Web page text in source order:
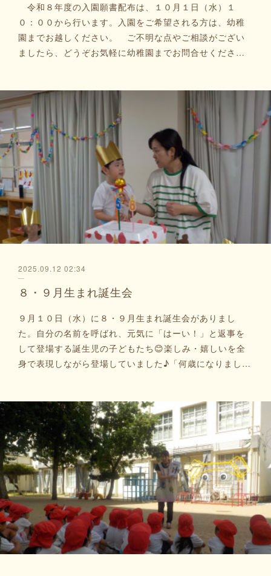
令和８年度の入園願書配布は、１０月１日（水）１
０：００から行います。入園をご希望される方は、幼稚
園までお越しください。 ご不明な点やご相談がござい
ましたら、どうぞお気軽に幼稚園までお問合せくださ…
2025.09.12 02:34
８・９月生まれ誕生会
９月１０日（水）に８・９月生まれ誕生会がありまし
た。自分の名前を呼ばれ、元気に「はーい！」と返事を
して登場する誕生児の子どもたち😊楽しみ・嬉しいを全
身で表現しながら登場していました♪「何歳になりまし…